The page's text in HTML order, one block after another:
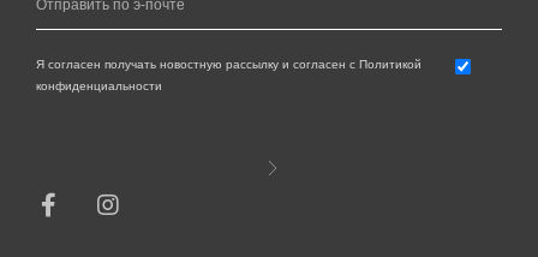
Я согласен получать новостную рассылку и согласен с Политикой
конфиденциальности